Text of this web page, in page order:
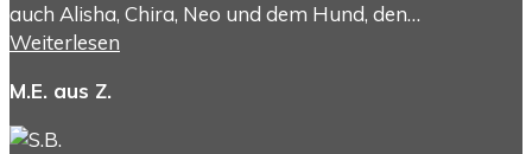
auch Alisha, Chira, Neo und dem Hund, den…
Weiterlesen
M.E. aus Z.